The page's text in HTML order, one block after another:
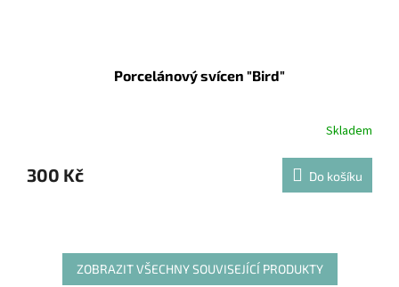
Porcelánový svícen "Bird"
Skladem
300 Kč Do košíku
ZOBRAZIT VŠECHNY SOUVISEJÍCÍ PRODUKTY